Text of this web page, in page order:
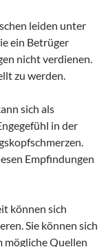
leiden unter
ein Betrüger
nicht verdienen.
zu werden.
sich als
in der
Empfindungen
können sich
Sie können sich
mögliche Quellen